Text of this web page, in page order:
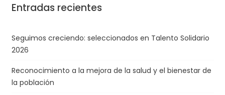
Entradas recientes
Seguimos creciendo: seleccionados en Talento Solidario
2026
Reconocimiento a la mejora de la salud y el bienestar de
la población